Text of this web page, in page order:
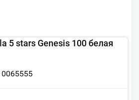
5 stars Genesis 100 белая